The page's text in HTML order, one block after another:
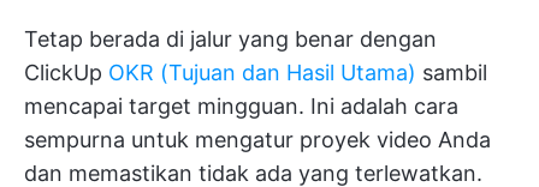
Tetap berada di jalur yang benar dengan
ClickUp OKR (Tujuan dan Hasil Utama) sambil
mencapai target mingguan. Ini adalah cara
sempurna untuk mengatur proyek video Anda
dan memastikan tidak ada yang terlewatkan.